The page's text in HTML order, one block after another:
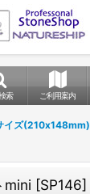
索 ご利用案内
イズ(210x148mm)
mini [SP146]